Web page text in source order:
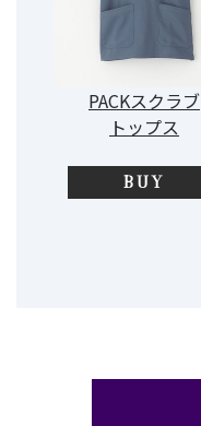
PACKスクラブ
トップス
BUY